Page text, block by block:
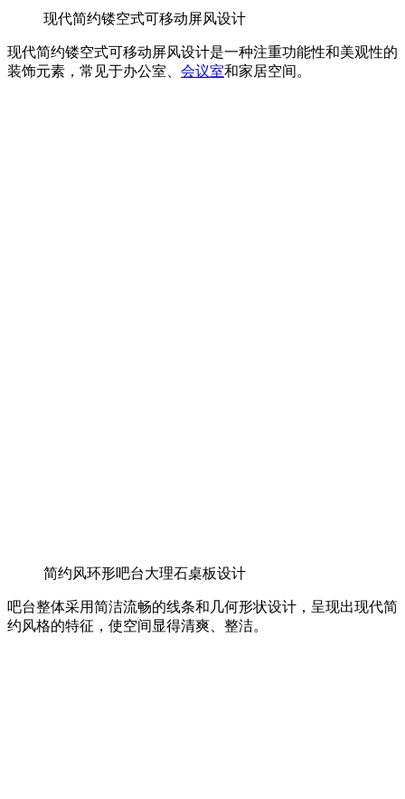
现代简约镂空式可移动屏风设计
现代简约镂空式可移动屏风设计是一种注重功能性和美观性的
装饰元素，常见于办公室、 会议室和家居空间。
简约风环形吧台大理石桌板设计
吧台整体采用简洁流畅的线条和几何形状设计，呈现出现代简
约风格的特征，使空间显得清爽、整洁。